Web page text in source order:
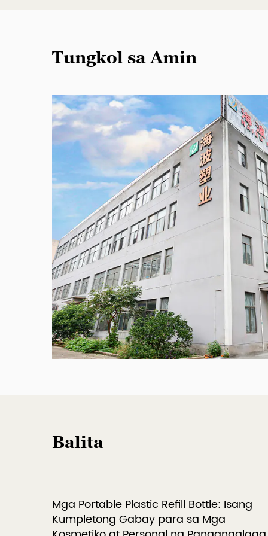
Tungkol sa Amin
Balita
Mga Portable Plastic Refill Bottle: Isang
Kumpletong Gabay para sa Mga